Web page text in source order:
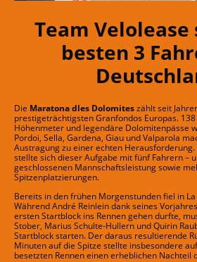
Team
besten 3
Die Maratona dles Dolomiteszählt seit
prestigeträchtigsten Granfondos Europas.
Höhenmeter und legendäre Dolomitenpässe
Pordoi, Sella, Gardena, Giau und Valparola
Austragung zu einer echten Herausforderung.
stellte sich dieser Aufgabe mit fünf Fahrern –
geschlossenen Mannschaftsleistung sowie
Spitzenplatzierungen.
Bereits in den frühen Morgenstunden fiel in
Während André Reinlein dank seines
ersten Startblock ins Rennen gehen durfte,
Stober, Marius Schulte-Hullern und Quirin
Startblock starten. Der daraus resultierende
Minuten auf die Spitze stellte insbesondere
besetzten Rennen einen erheblichen Nachteil